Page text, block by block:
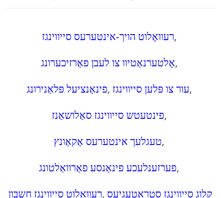
רעוואָלוט הויך-אינטערעס סייווינגז,
אָלטערנאַטיוו צו לעבן פאַרזיכערונג,
פינאַנציעל פּלאַנירונג, עור צו פּלען סייווינגז,
פינטעטש סייווינגז סאַלושאַנז,
טעגלעך אינטערעס אַקאַונץ,
פערזענלעכע פינאַנסע פאַרוואַלטונג,
רעוואָלוט סייווינגז חשבון, קלוג סייווינגז סטראַטעגיעס